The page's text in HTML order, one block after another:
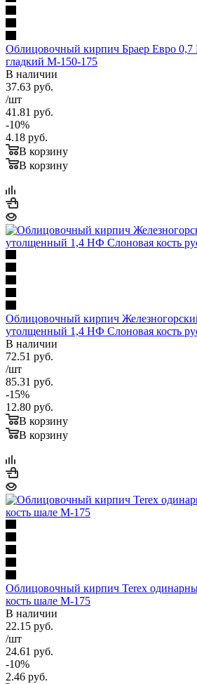
Облицовочный кирпич Браер Евро 0,7
гладкий М-150-175
В наличии
37.63 руб.
/шт
41.81 руб.
-10%
4.18 руб.
В корзину
В корзину
Облицовочный кирпич
утолщенный 1,4 НФ Слоновая кость
В наличии
72.51 руб.
/шт
85.31 руб.
-15%
12.80 руб.
В корзину
В корзину
Облицовочный кирпич Terex
кость шале М-175
В наличии
22.15 руб.
/шт
24.61 руб.
-10%
2.46 руб.